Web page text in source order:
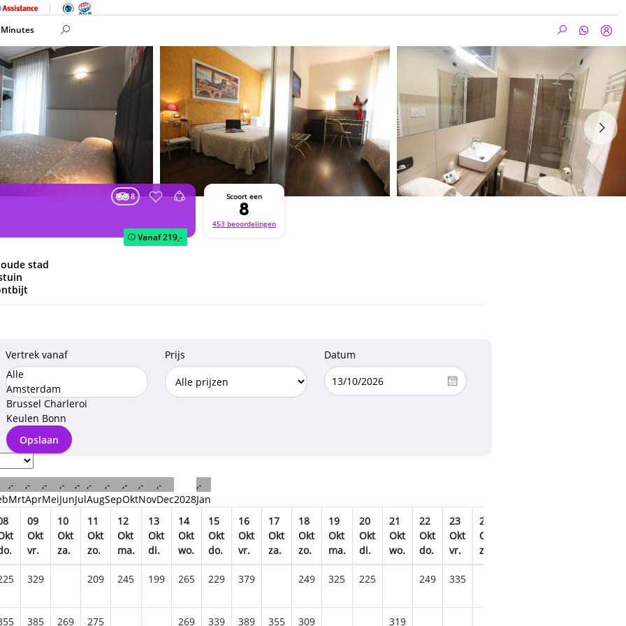
8
Vanaf219,-
Scoort een
8
453 beoordelingen
stad
Vertrek vanaf
Alle
Amsterdam
Brussel Charleroi
Keulen Bonn
Opslaan
Prijs Datum
,-
Mrt
,-
Apr
,-
Mei
,-
Jun
,-
Jul
,-
Aug
,-
Sep
,-
Okt
,-
Nov
,-
Dec2028
,-
Jan
09
Okt
vr.
10
Okt
za.
11
Okt
zo.
12
Okt
ma.
13
Okt
di.
14
Okt
wo.
15
Okt
do.
16
Okt
vr.
17
Okt
za.
18
Okt
zo.
19
Okt
ma.
20
Okt
di.
21
Okt
wo.
22
Okt
do.
23
Okt
vr.
24
Okt
za.
329 209 245 199 265 229 379 249 325 225 249 335
385 269 275 269 339 389 355 309 319